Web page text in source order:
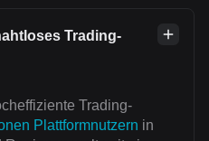
Trading-
Trading-
Plattformnutzern in